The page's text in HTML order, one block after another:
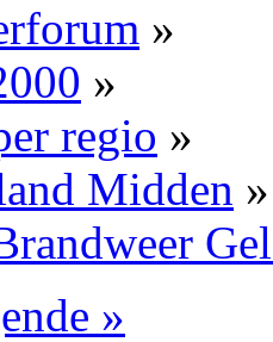
»
»
regio »
Midden »
»